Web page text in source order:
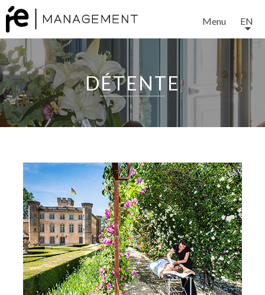
Menu EN
EXPERTISE
SERVICES
DÉTENTE